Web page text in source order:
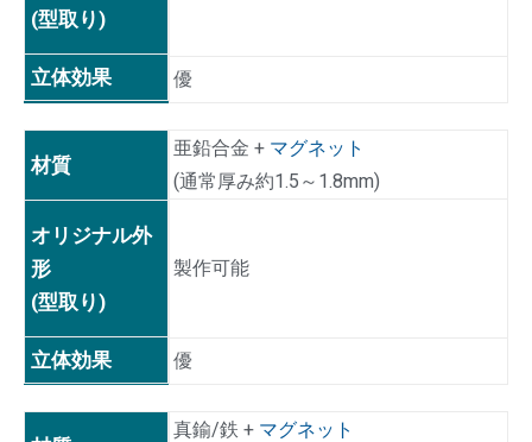
(型取り)
立体効果 優
材質
オリジナル外
形
(型取り)
立体効果
亜鉛合金 + マグネット
(通常厚み約1.5～1.8mm)
製作可能
優
真鍮/鉄 + マグネット